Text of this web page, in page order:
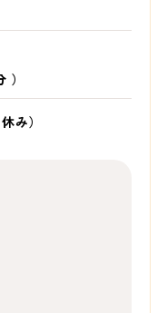
）
み）